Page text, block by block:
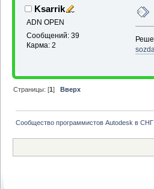
Ksarrik
ADN OPEN
Сообщений: 39
Карма: 2
Страницы: [1]Вверх
Сообщество программистов Autodesk в СНГ